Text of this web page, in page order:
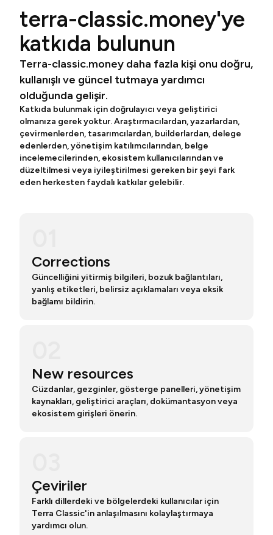
terra-classic.money'ye
katkıda bulunun
Terra-classic.money daha fazla kişi onu doğru,
kullanışlı ve güncel tutmaya yardımcı
olduğunda gelişir.
Katkıda bulunmak için doğrulayıcı veya geliştirici
olmanıza gerek yoktur. Araştırmacılardan, yazarlardan,
çevirmenlerden, tasarımcılardan, builderlardan, delege
edenlerden, yönetişim katılımcılarından, belge
incelemecilerinden, ekosistem kullanıcılarından ve
düzeltilmesi veya iyileştirilmesi gereken bir şeyi fark
eden herkesten faydalı katkılar gelebilir.
Corrections
Güncelliğini yitirmiş bilgileri, bozuk bağlantıları,
yanlış etiketleri, belirsiz açıklamaları veya eksik
bağlamı bildirin.
New resources
Cüzdanlar, gezginler, gösterge panelleri, yönetişim
kaynakları, geliştirici araçları, dokümantasyon veya
ekosistem girişleri önerin.
Çeviriler
Farklı dillerdeki ve bölgelerdeki kullanıcılar için
Terra Classic'in anlaşılmasını kolaylaştırmaya
yardımcı olun.